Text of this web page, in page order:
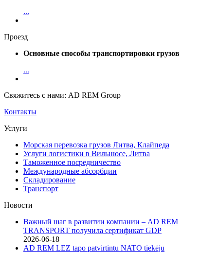
...
Проезд
Основные способы транспортировки грузов
...
Свяжитесь с нами: AD REM Group
Контакты
Услуги
Морская перевозка грузов Литва, Клайпеда
Услуги логистики в Вильнюсе, Литва
Таможенное посредничество
Международные абсорбции
Складирование
Транспорт
Новости
Важный шаг в развитии компании – AD REM
TRANSPORT получила сертификат GDP
2026-06-18
AD REM LEZ tapo patvirtintu NATO tiekėju